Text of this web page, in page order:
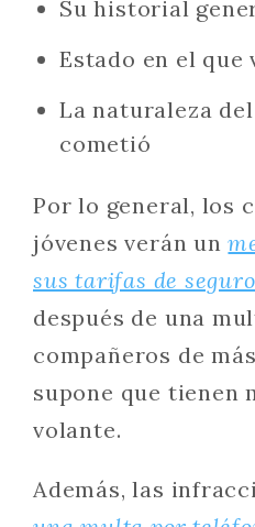
Su historial
Estado en el que
La naturaleza
cometió
Por lo general, los
jóvenes verán un
sus tarifas de
después de una
compañeros de
supone que tienen
volante.
Además, las